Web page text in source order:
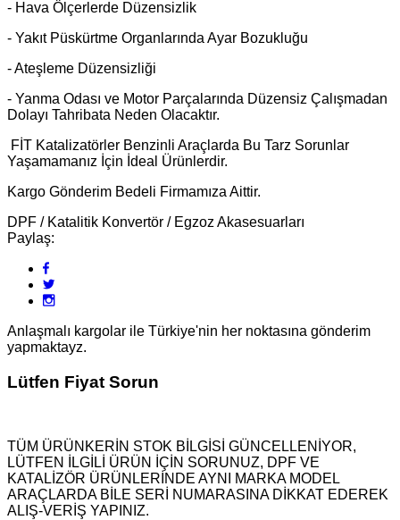
- Hava Ölçerlerde Düzensizlik
- Yakıt Püskürtme Organlarında Ayar Bozukluğu
- Ateşleme Düzensizliği
- Yanma Odası ve Motor Parçalarında Düzensiz Çalışmadan
Dolayı Tahribata Neden Olacaktır.
FİT Katalizatörler Benzinli Araçlarda Bu Tarz Sorunlar
Yaşamamanız İçin İdeal Ürünlerdir.
Kargo Gönderim Bedeli Firmamıza Aittir.
DPF / Katalitik Konvertör / Egzoz Akasesuarları
Paylaş:
Anlaşmalı kargolar ile Türkiye'nin her noktasına gönderim
yapmaktayz.
Lütfen Fiyat Sorun
TÜM ÜRÜNKERİN STOK BİLGİSİ GÜNCELLENİYOR,
LÜTFEN İLGİLİ ÜRÜN İÇİN SORUNUZ, DPF VE
KATALİZÖR ÜRÜNLERİNDE AYNI MARKA MODEL
ARAÇLARDA BİLE SERİ NUMARASINA DİKKAT EDEREK
ALIŞ-VERİŞ YAPINIZ.